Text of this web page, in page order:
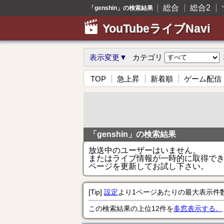
「genshin」の検索結果 総合 総合2
YouTubeライブNavi
表示変更▼ カテゴリ
TOP 急上昇 新着順 ゲーム配信
「genshin」の検索結果
放送中のユーザーはいません。
またはライブ情報が一時的に取得で
ページを更新してお試し下さい。
[Tip] 設定より1ページあたりの最大表示件
この検索結果の上位12件を多窓表示する。